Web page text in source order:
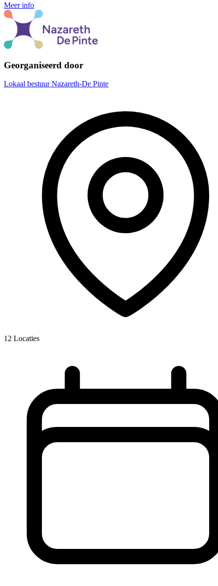
Meer info
Georganiseerd door
Lokaal bestuur Nazareth-De Pinte
12 Locaties